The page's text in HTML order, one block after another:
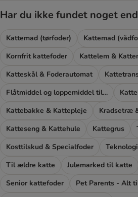
Har du ikke fundet noget
Kattemad (tørfoder) Kattemad
Kornfrit kattefoder
Kattelem &
Katteskål & Foderautomat
Flåtmiddel og loppemiddel til katte
Kattebakke & Kattepleje
Kradsetræ
Katteseng & Kattehule
Kattegrus
Kosttilskud & Specialfoder
Til ældre katte
Julemarked til katte
Senior kattefoder
Pet Parents - Alt